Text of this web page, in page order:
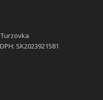
Turzovka
SK2023921581